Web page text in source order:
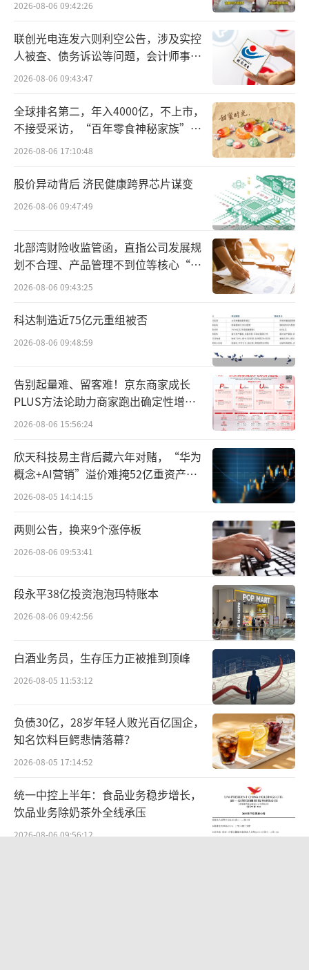
事业部老大对前端、后端一切负责。”他说。
此外，卢敏放把直线汇报的12个高管在6个
月内换掉了11个，总部人员直接砍掉了30%，
其中6位是从蒙牛内部选拔、5位从市场外招进
入。卢敏放表示：“不要把命运赌在不能信任
长规模的人身上。”
另外，卢敏放进行了分配体系改革。他明
确表示：“我最多拿10%，核心管理层拿20%
—25%，大部分都下沉到中坚力量身上。这4年
来，平均而言蒙牛一线员工收入翻了一倍，大
区经理翻了3倍，BU核心管理层翻了3倍，有一
年，一个大区经理的年终奖金甚至比我的年薪
得人心者得天下，改革政策极大地激发了
蒙牛上下员工的斗志，蒙牛“狼性”回归了。2
017年，蒙牛全年实现收入601.56亿元人民币，
同比增长11.9%，净利润达20.48亿元。
2017年，在组织架构调整之后，卢敏放号
召所有蒙牛人打一场酣畅淋漓的胜仗。因为有
了清晰的组织和战略，蒙牛业绩实现了双位数
增长，低温品类销售额首次突破100亿元。
2018年蒙牛实现了14.7%的增长，收入增
2026-08-06 09:42:26
联创光电连发六则利空公告，涉及实控
人被查、债务诉讼等问题，会计师事务
所曾出具“保留意见”
2026-08-06 09:43:47
全球排名第二，年入4000亿，不上市，
不接受采访，“百年零食神秘家族”浮
出水面？
2026-08-06 17:10:48
股价异动背后 济民健康跨界芯片谋变
2026-08-06 09:47:49
北部湾财险收监管函，直指公司发展规
划不合理、产品管理不到位等核心“痛
点”
2026-08-06 09:43:25
科达制造近75亿元重组被否
2026-08-06 09:48:59
告别起量难、留客难！京东商家成长
PLUS方法论助力商家跑出确定性增长
路径
2026-08-06 15:56:24
欣天科技易主背后藏六年对赌，“华为
概念+AI营销”溢价难掩52亿重资产考
验
2026-08-05 14:14:15
两则公告，换来9个涨停板
2026-08-06 09:53:41
段永平38亿投资泡泡玛特账本
2026-08-06 09:42:56
白酒业务员，生存压力正被推到顶峰
2026-08-05 11:53:12
负债30亿，28岁年轻人败光百亿国企，
知名饮料巨鳄悲情落幕？
2026-08-05 17:14:52
统一中控上半年：食品业务稳步增长，
饮品业务除奶茶外全线承压
2026-08-06 09:56:12